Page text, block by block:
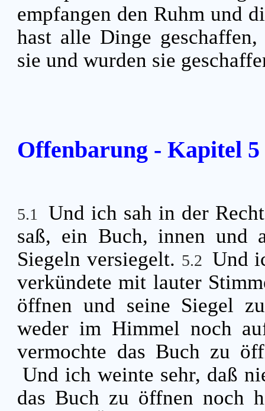
empfangen den Ruhm und
hast alle Dinge
sie und wurden sie
Offenbarung - Kapitel 5
5.1
Und ich sah in der
saß, ein Buch, innen und
Siegeln versiegelt. 5.2 Und
verkündete mit lauter
öffnen und seine Siegel
weder im Himmel noch
vermochte das Buch zu
Und ich weinte sehr, daß
das Buch zu öffnen noch